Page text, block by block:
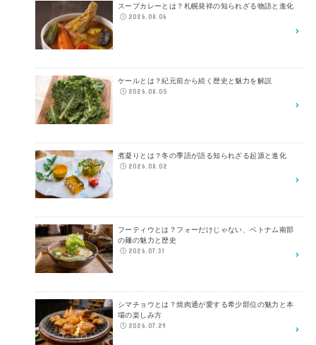
スープカレーとは？札幌発祥の知られざる物語と進化
2026.08.06
ケールとは？紀元前から続く歴史と魅力を解説
2026.08.05
煮凝りとは？冬の季語が語る知られざる起源と進化
2026.08.02
フーティウとは？フォーだけじゃない、ベトナム南部
の麺の魅力と歴史
2026.07.31
シマチョウとは？焼肉通が愛する希少部位の魅力と本
場の楽しみ方
2026.07.29